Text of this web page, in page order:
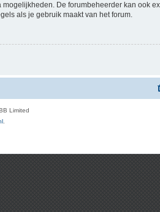
De forumbeheerder kan ook
als je gebruik maakt van het forum.
Limited
.